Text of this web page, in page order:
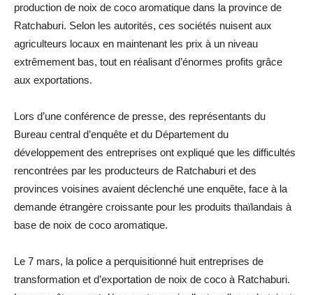
production de noix de coco aromatique dans la province de
Ratchaburi. Selon les autorités, ces sociétés nuisent aux
agriculteurs locaux en maintenant les prix à un niveau
extrêmement bas, tout en réalisant d’énormes profits grâce
aux exportations.
Lors d’une conférence de presse, des représentants du
Bureau central d’enquête et du Département du
développement des entreprises ont expliqué que les difficultés
rencontrées par les producteurs de Ratchaburi et des
provinces voisines avaient déclenché une enquête, face à la
demande étrangère croissante pour les produits thaïlandais à
base de noix de coco aromatique.
Le 7 mars, la police a perquisitionné huit entreprises de
transformation et d’exportation de noix de coco à Ratchaburi.